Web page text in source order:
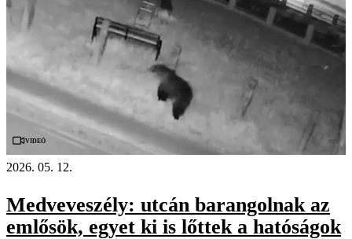
Videó
2026. 05. 12.
Medveveszély: utcán barangolnak az
emlősök, egyet ki is lőttek a hatóságok